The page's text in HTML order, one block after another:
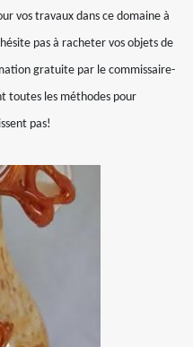
vos travaux dans ce domaine à
pas à racheter vos objets de
gratuite par le commissaire-
toutes les méthodes pour
pas!